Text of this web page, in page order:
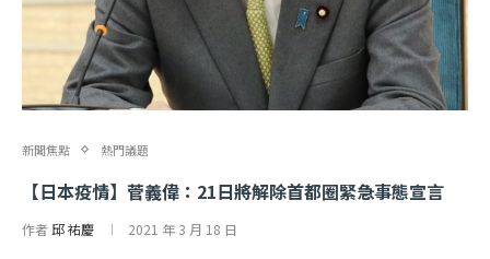
新聞焦點 熱門議題
【日本疫情】菅義偉：21日將解除首都圈緊急事態宣言
作者 邱 祐慶 2021 年 3 月 18 日